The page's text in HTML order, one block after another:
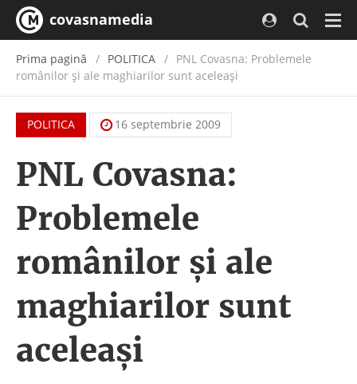
covasnamedia
Prima pagină POLITICA
PNL Covasna: Problemele
românilor şi ale maghiarilor sunt aceleaşi
POLITICA 16 septembrie 2009
PNL Covasna:
Problemele
românilor şi ale
maghiarilor sunt
aceleaşi